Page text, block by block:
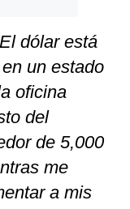
dólar está
un estado
oficina
del
de 5,000
me
a mis